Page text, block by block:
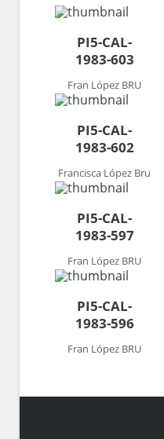
PI5-CAL-
1983-603
Fran López BRU
PI5-CAL-
1983-602
Francisca López Bru
PI5-CAL-
1983-597
Fran López BRU
PI5-CAL-
1983-596
Fran López BRU